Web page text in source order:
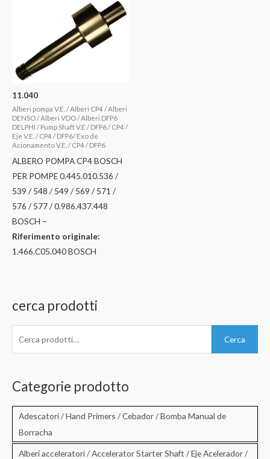
11.040
Alberi pompa V.E. / Alberi CP4 / Alberi
DENSO / Alberi VDO / Alberi DFP6
DELPHI / Pump Shaft V.E / DFP6 / CP4 /
Eje V.E. / CP4 / DFP6/ Exo de
Acionamento V.E. / CP4 / DFP6
ALBERO POMPA CP4 BOSCH
PER POMPE 0.445.010.536 /
539 / 548 / 549 / 569 / 571 /
576 / 577 / 0.986.437.448
BOSCH –
Riferimento originale:
1.466.C05.040 BOSCH
cerca prodotti
c
Cerca
Categorie prodotto
Adescatori / Hand Primers / Cebador / Bomba Manual de
Borracha
Alberi acceleratori / Accelerator Starter Shaft / Eje Acelerador /